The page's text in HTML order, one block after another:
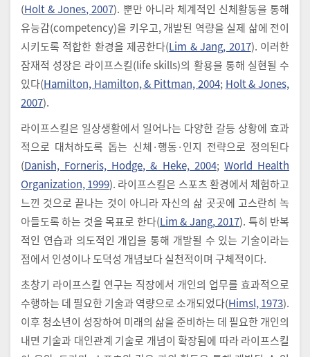
(Holt & Jones, 2007). 뿐만 아니라 체계적인 신체활동을 통해
유능감(competency)을 키우고, 개발된 역량을 실제 삶에 전이
시키도록 적합한 환경을 제공한다(Lim & Jang, 2017). 이러한
잠재적 성장은 라이프스킬(life skills)의 활용을 통해 실현될 수
있다(Hamilton, Hamilton, & Pittman, 2004; Holt & Jones,
2007).
라이프스킬은 일상생활에서 일어나는 다양한 갈등 상황에 효과
적으로 대처하도록 돕는 신체·행동·인지 전략으로 정의된다
(Danish, Forneris, Hodge, & Heke, 2004; World Health
Organization, 1999). 라이프스킬은 스포츠 환경에서 체험하고
느낀 것으로 끝나는 것이 아니라 자신의 삶 곳곳에 고스란히 녹
아들도록 하는 것을 목표로 한다(Lim & Jang, 2017). 특히 반복
적인 연습과 의도적인 개입을 통해 개발될 수 있는 기술이라는
점에서 인성이나 도덕성 개념보다 실천적이며 구체적이다.
초창기 라이프스킬 연구는 직장에서 개인의 업무를 효과적으로
수행하는 데 필요한 기술과 역량으로 소개되었다(Himsl, 1973).
이후 청소년이 성장하여 미래의 삶을 준비하는 데 필요한 개인의
내면 기술과 대인관계 기술로 개념이 확장됨에 따라 라이프스킬